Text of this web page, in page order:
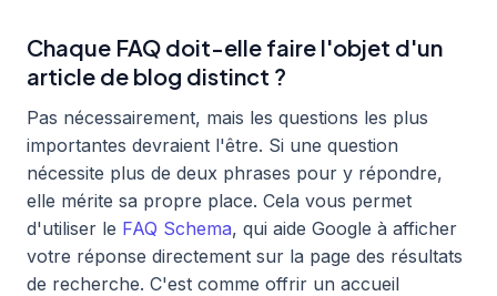
Chaque FAQ doit-elle faire l'objet d'un
article de blog distinct ?
Pas nécessairement, mais les questions les plus
importantes devraient l'être. Si une question
nécessite plus de deux phrases pour y répondre,
elle mérite sa propre place. Cela vous permet
d'utiliser le FAQ Schema, qui aide Google à afficher
votre réponse directement sur la page des résultats
de recherche. C'est comme offrir un accueil